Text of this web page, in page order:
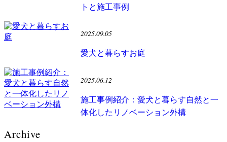
トと施工事例
2025.09.05
愛犬と暮らすお庭
2025.06.12
施工事例紹介：愛犬と暮らす自然と一
体化したリノベーション外構
Archive